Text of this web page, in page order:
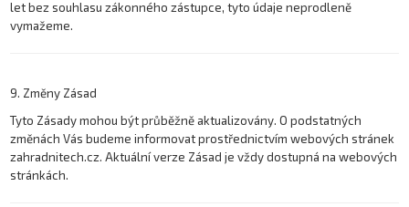
let bez souhlasu zákonného zástupce, tyto údaje neprodleně
vymažeme.
9. Změny Zásad
Tyto Zásady mohou být průběžně aktualizovány. O podstatných
změnách Vás budeme informovat prostřednictvím webových stránek
zahradnitech.cz. Aktuální verze Zásad je vždy dostupná na webových
stránkách.